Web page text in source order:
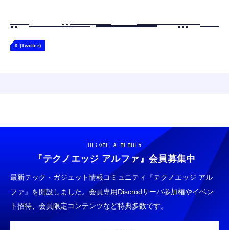
X (Twitter)
BECOME A MEMBER
『テクノエッジ アルファ』 会員募集中
最新テック・ガジェット情報コミュニティ『テクノエッジ アル
ファ』を開設しました。会員専用Discrodサーバ参加権やイベン
ト招待、会員限定コンテンツなど特典多数です。